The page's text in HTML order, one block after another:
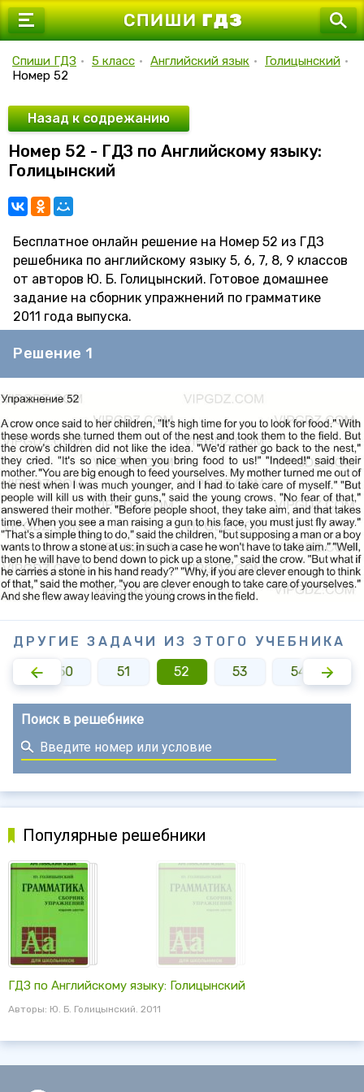
7 класс
9 класс
10 класс
11 класс
Спиши ГДЗ • 5 класс • Английский язык • Голицынский •
Номер 52
Назад к содрежанию
Номер 52 - ГДЗ по Английскому языку:
Голицынский
Бесплатное онлайн решение на Номер 52 из ГДЗ
решебника по английскому языку 5, 6, 7, 8, 9 классов
от авторов Ю. Б. Голицынский. Готовое домашнее
задание на сборник упражнений по грамматике
2011 года выпуска.
Решение 1
ДРУГИЕ ЗАДАЧИ ИЗ ЭТОГО УЧЕБНИКА
50 51 52 53 54
Поиск в решебнике
Популярные решебники
ГДЗ по Английскому языку: Голицынский
Авторы: Ю. Б. Голицынский. 2011